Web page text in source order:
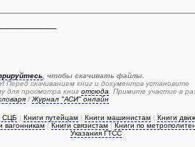
, чтобы скачивать файлы.
Перед скачиванием книг и документов установите
для просмотра книг отсюда . Примите участие в
/Журнал "АСИ" онлайн
СЦБ | Книги путейцам| Книги машинистам| Книги
вагонникам| Книги связистам| Книги по
Указания ГТСС